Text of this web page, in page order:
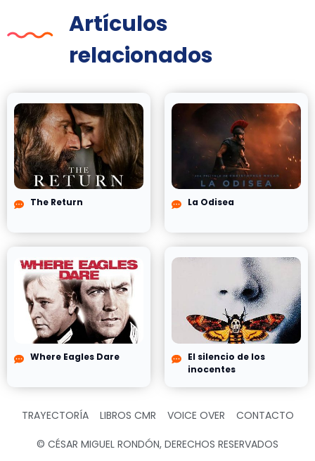
Artículos
relacionados
The Return La Odisea
Where Eagles Dare
El silencio de los
inocentes
TRAYECTORÍA LIBROS CMR VOICE OVER CONTACTO
© CÉSAR MIGUEL RONDÓN, DERECHOS RESERVADOS